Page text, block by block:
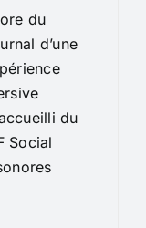
du
d’une
du
Social